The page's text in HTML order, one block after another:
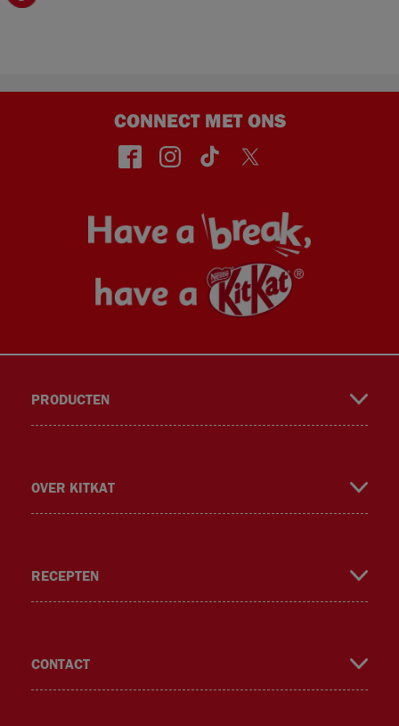
CONNECT MET ONS
face insta TikT Twitt
PRODUCTEN
OVER KITKAT
RECEPTEN
CONTACT